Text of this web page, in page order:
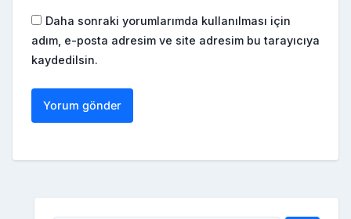
Daha sonraki yorumlarımda kullanılması için
adım, e-posta adresim ve site adresim bu tarayıcıya
kaydedilsin.